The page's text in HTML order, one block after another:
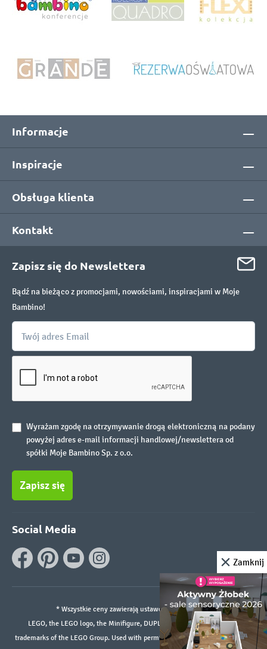
Informacje
Inspiracje
Obsługa klienta
Kontakt
Zapisz się do Newslettera
Bądź na bieżąco z promocjami, nowościami, inspiracjami w Moje
Bambino!
Wyrażam zgodę na otrzymywanie drogą elektroniczną na podany
powyżej adres e-mail informacji handlowej/newslettera od
spółki Moje Bambino Sp. z o.o.
Zapisz się
Social Media
* Wszystkie ceny zawierają ustawowy podatek VAT.
LEGO, the LEGO logo, the Minifigure, DUPLO, and the SPIKE logo are
trademarks of the LEGO Group. Used with permission. ©2026 The LEGO Group
Zamknij